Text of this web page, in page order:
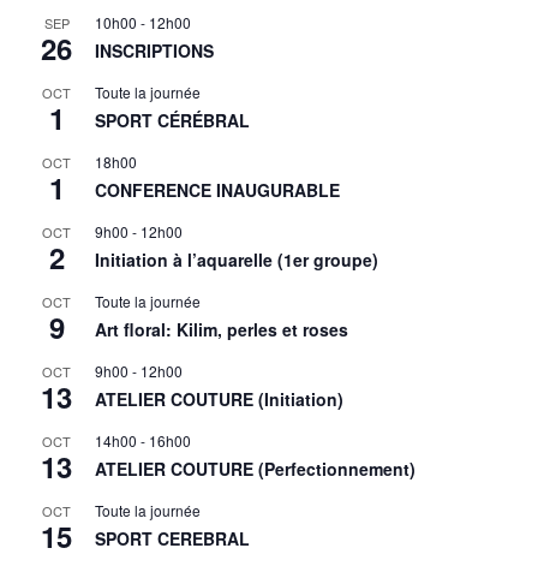
SEP
26
10h00 - 12h00
INSCRIPTIONS
OCT
1
Toute la journée
SPORT CÉRÉBRAL
OCT
1
18h00
CONFERENCE INAUGURABLE
OCT
2
9h00 - 12h00
Initiation à l’aquarelle (1er groupe)
OCT
9
Toute la journée
Art floral: Kilim, perles et roses
OCT
13
9h00 - 12h00
ATELIER COUTURE (Initiation)
OCT
13
14h00 - 16h00
ATELIER COUTURE (Perfectionnement)
OCT
15
Toute la journée
SPORT CEREBRAL